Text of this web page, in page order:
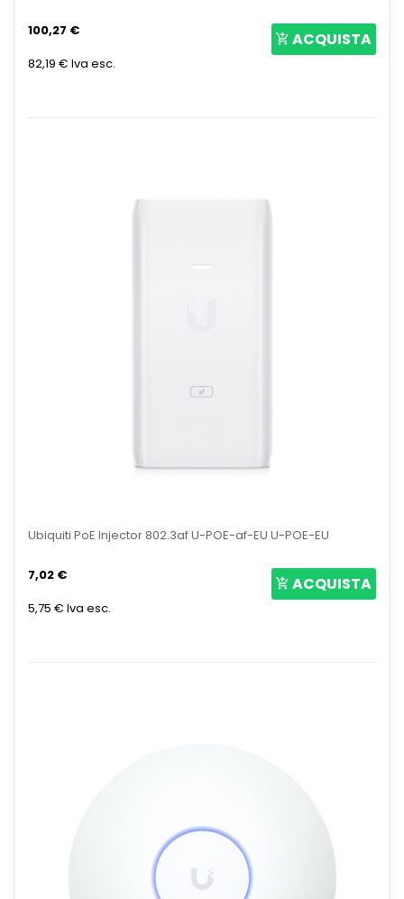
100,27 €
82,19 € Iva esc.
ACQUISTA
Ubiquiti PoE Injector 802.3af U-POE-af-EU U-POE-EU
7,02 €
5,75 € Iva esc.
ACQUISTA